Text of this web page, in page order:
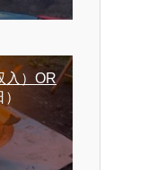
入）OR